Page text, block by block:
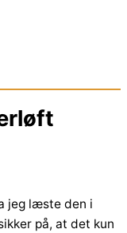
jeg læste den i
på, at det kun